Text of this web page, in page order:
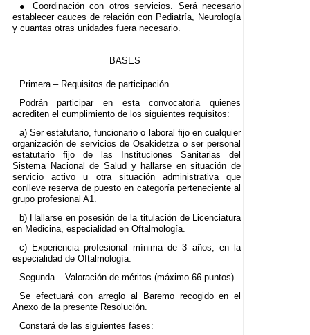
● Coordinación con otros servicios. Será necesario
establecer cauces de relación con Pediatría, Neurología
y cuantas otras unidades fuera necesario.
BASES
Primera.– Requisitos de participación.
Podrán participar en esta convocatoria quienes
acrediten el cumplimiento de los siguientes requisitos:
a) Ser estatutario, funcionario o laboral fijo en cualquier
organización de servicios de Osakidetza o ser personal
estatutario fijo de las Instituciones Sanitarias del
Sistema Nacional de Salud y hallarse en situación de
servicio activo u otra situación administrativa que
conlleve reserva de puesto en categoría perteneciente al
grupo profesional A1.
b) Hallarse en posesión de la titulación de Licenciatura
en Medicina, especialidad en Oftalmología.
c) Experiencia profesional mínima de 3 años, en la
especialidad de Oftalmología.
Segunda.– Valoración de méritos (máximo 66 puntos).
Se efectuará con arreglo al Baremo recogido en el
Anexo de la presente Resolución.
Constará de las siguientes fases: